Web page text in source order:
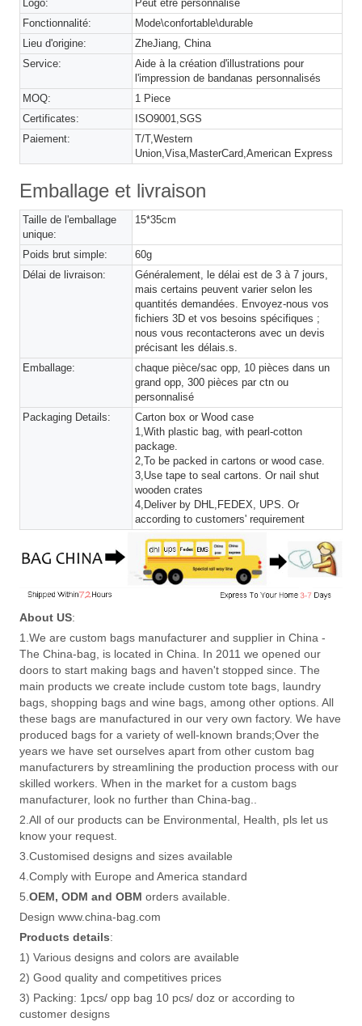
Logo:
Peut être personnalisé
Fonctionnalité:
Mode\confortable\durable
Lieu d'origine:
ZheJiang, China
Service:
Aide à la création d'illustrations pour
l'impression de bandanas personnalisés
MOQ:
1 Piece
Certificates:
ISO9001,SGS
Paiement:
T/T,Western
Union,Visa,MasterCard,American Express
Emballage et livraison
Taille de l'emballage
unique:
15*35cm
Poids brut simple:
60g
Délai de livraison:
Généralement, le délai est de 3 à 7 jours,
mais certains peuvent varier selon les
quantités demandées. Envoyez-nous vos
fichiers 3D et vos besoins spécifiques ;
nous vous recontacterons avec un devis
précisant les délais.s.
Emballage:
chaque pièce/sac opp, 10 pièces dans un
grand opp, 300 pièces par ctn ou
personnalisé
Packaging Details:
Carton box or Wood case
1,With plastic bag, with pearl-cotton
package.
2,To be packed in cartons or wood case.
3,Use tape to seal cartons. Or nail shut
wooden crates
4,Deliver by DHL,FEDEX, UPS. Or
according to customers' requirement
About US:
1.We are custom bags manufacturer and supplier in China -
The China-bag, is located in China. In 2011 we opened our
doors to start making bags and haven't stopped since. The
main products we create include custom tote bags, laundry
bags, shopping bags and wine bags, among other options. All
these bags are manufactured in our very own factory. We have
produced bags for a variety of well-known brands;Over the
years we have set ourselves apart from other custom bag
manufacturers by streamlining the production process with our
skilled workers. When in the market for a custom bags
manufacturer, look no further than China-bag..
2.All of our products can be Environmental, Health, pls let us
know your request.
3.Customised designs and sizes available
4.Comply with Europe and America standard
5. OEM, ODM and OBM orders available.
Design www.china-bag.com
Products details:
1) Various designs and colors are available
2) Good quality and competitives prices
3) Packing: 1pcs/ opp bag 10 pcs/ doz or according to
customer designs